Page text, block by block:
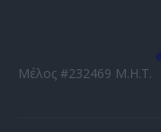
Μέλος #232469 Μ.Η.Τ.